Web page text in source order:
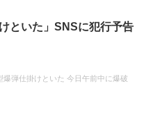
といた」SNSに犯行予告
爆弾仕掛けといた 今日午前中に爆破